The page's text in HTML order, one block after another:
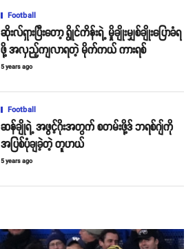
Football
ဆိုးလ်ရှားပြီးတော့ ရွိုင်ကိန်းရဲ့ မှိုချိုးမျှစ်ချိုးပြောခံရ
ဖို့ အလှည့်ကျလာရတဲ့ မိုက်ကယ် ကားရစ်
5 years ago
Football
ဆန်ချိုရဲ့ အဖွင့်ဂိုးအတွက် စတမ်းဖို့ဒ် ဘရစ်ဂျ်ကို
အပြစ်ပုံချခဲ့တဲ့ တူဟယ်
5 years ago